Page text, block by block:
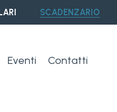
SCADENZARIO
Eventi Contatti